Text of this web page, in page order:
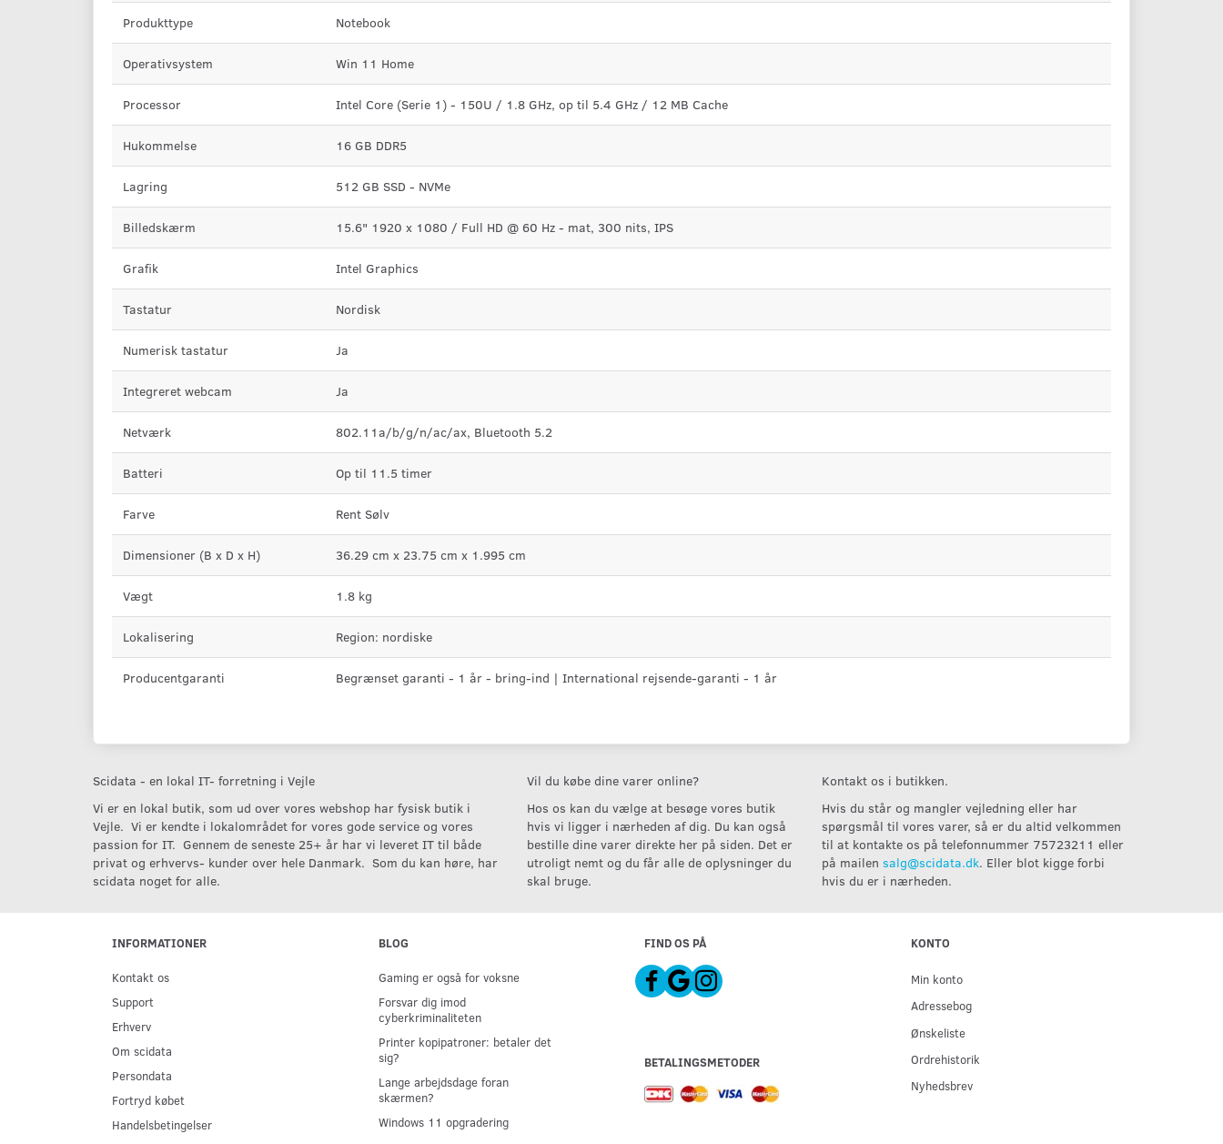
Produkttype Notebook
Operativsystem Win 11 Home
Processor Intel Core (Serie 1) - 150U / 1.8 GHz, op til 5.4 GHz / 12 MB Cache
Hukommelse 16 GB DDR5
Lagring 512 GB SSD - NVMe
Billedskærm 15.6" 1920 x 1080 / Full HD @ 60 Hz - mat, 300 nits, IPS
Grafik Intel Graphics
Tastatur Nordisk
Numerisk tastatur Ja
Integreret webcam Ja
Netværk 802.11a/b/g/n/ac/ax, Bluetooth 5.2
Batteri Op til 11.5 timer
Farve Rent Sølv
Dimensioner (B x D x H) 36.29 cm x 23.75 cm x 1.995 cm
Vægt 1.8 kg
Lokalisering Region: nordiske
Producentgaranti Begrænset garanti - 1 år - bring-ind | International rejsende-garanti - 1 år
Scidata - en lokal IT- forretning i Vejle
Vi er en lokal butik, som ud over vores webshop har fysisk butik i
Vejle. Vi er kendte i lokalområdet for vores gode service og vores
passion for IT. Gennem de seneste 25+ år har vi leveret IT til både
privat og erhvervs- kunder over hele Danmark. Som du kan høre, har
scidata noget for alle.
Vil du købe dine varer online?
Hos os kan du vælge at besøge vores butik
hvis vi ligger i nærheden af dig. Du kan også
bestille dine varer direkte her på siden. Det er
utroligt nemt og du får alle de oplysninger du
skal bruge.
Kontakt os i butikken.
Hvis du står og mangler vejledning eller har
spørgsmål til vores varer, så er du altid velkommen
til at kontakte os på telefonnummer 75723211 eller
på mailen salg@scidata.dk. Eller blot kigge forbi
hvis du er i nærheden.
INFORMATIONER
Kontakt os
Support
Erhverv
Om scidata
Persondata
Fortryd købet
Handelsbetingelser
BLOG
Gaming er også for voksne
Forsvar dig imod
cyberkriminaliteten
Printer kopipatroner: betaler det
sig?
Lange arbejdsdage foran
skærmen?
Windows 11 opgradering
FIND OS PÅ
BETALINGSMETODER
KONTO
Min konto
Adressebog
Ønskeliste
Ordrehistorik
Nyhedsbrev